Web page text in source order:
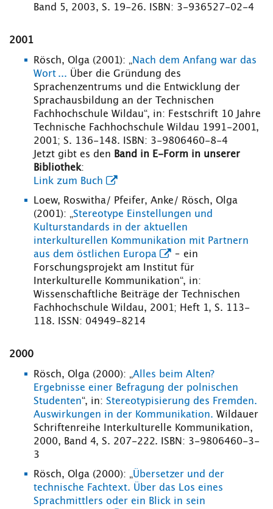
Band 5, 2003, S. 19-26. ISBN: 3-936527-02-4
2001
Rösch, Olga (2001): „Nach dem Anfang war das
Wort ... Über die Gründung des
Sprachenzentrums und die Entwicklung der
Sprachausbildung an der Technischen
Fachhochschule Wildau“, in: Festschrift 10 Jahre
Technische Fachhochschule Wildau 1991-2001,
2001; S. 136-148. ISBN: 3-9806460-8-4
Jetzt gibt es den Band in E-Form in unserer
Bibliothek:
Link zum Buch
Loew, Roswitha/ Pfeifer, Anke/ Rösch, Olga
(2001): „Stereotype Einstellungen und
Kulturstandards in der aktuellen
interkulturellen Kommunikation mit Partnern
aus dem östlichen Europa
– ein
Forschungsprojekt am Institut für
Interkulturelle Kommunikation“, in:
Wissenschaftliche Beiträge der Technischen
Fachhochschule Wildau, 2001; Heft 1, S. 113-
118. ISSN: 04949-8214
2000
Rösch, Olga (2000): „Alles beim Alten?
Ergebnisse einer Befragung der polnischen
Studenten“, in: Stereotypisierung des Fremden.
Auswirkungen in der Kommunikation. Wildauer
Schriftenreihe Interkulturelle Kommunikation,
2000, Band 4, S. 207-222. ISBN: 3-9806460-3-
3
Rösch, Olga (2000): „Übersetzer und der
technische Fachtext. Über das Los eines
Sprachmittlers oder ein Blick in sein